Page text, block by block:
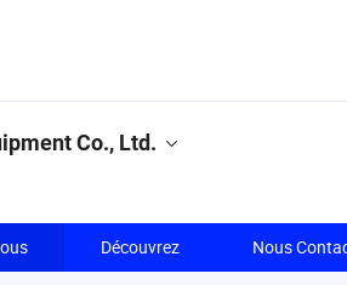
Co., Ltd.
Découvrez Nous